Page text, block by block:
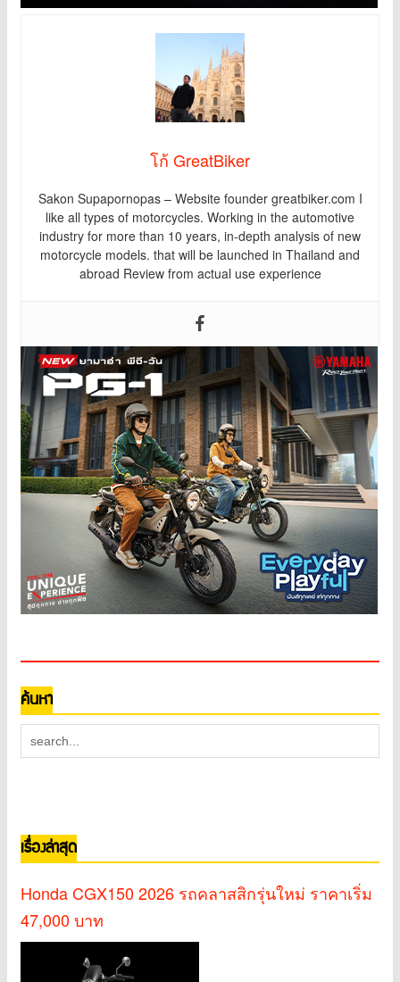
โก้ GreatBiker
Sakon Supapornopas – Website founder greatbiker.com I
like all types of motorcycles. Working in the automotive
industry for more than 10 years, in-depth analysis of new
motorcycle models. that will be launched in Thailand and
abroad Review from actual use experience
ค้นหา
เรื่องล่าสุด
Honda CGX150 2026 รถคลาสสิกรุ่นใหม่ ราคาเริ่ม
47,000 บาท